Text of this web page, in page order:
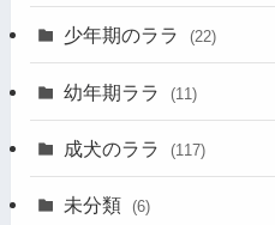
少年期のララ (22)
幼年期ララ (11)
成犬のララ (117)
未分類 (6)